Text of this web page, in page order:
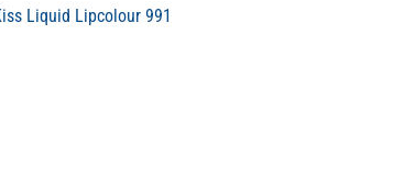
Liquid Lipcolour 991